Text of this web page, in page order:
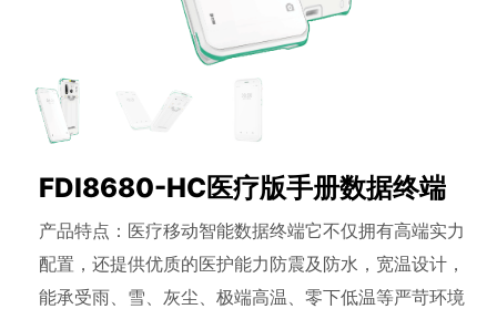
FDI8680-HC医疗版手册数据终端
产品特点：医疗移动智能数据终端它不仅拥有高端实力
配置，还提供优质的医护能力防震及防水，宽温设计，
能承受雨、雪、灰尘、极端高温、零下低温等严苛环境